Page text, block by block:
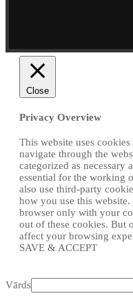
Close
Privacy Overview
This website uses
navigate through the
categorized as necessary
essential for the working
also use third-party
how you use this
browser only with your
out of these cookies. But
affect your browsing
SAVE & ACCEPT
Vārds